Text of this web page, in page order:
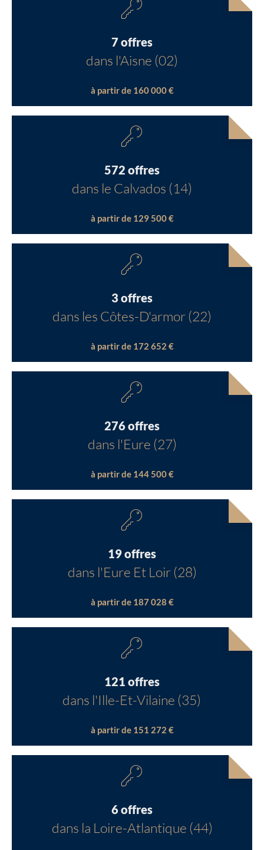
7 offres
dans l'Aisne (02)
à partir de 160 000 €
572 offres
dans le Calvados (14)
à partir de 129 500 €
3 offres
dans les Côtes-D'armor (22)
à partir de 172 652 €
276 offres
dans l'Eure (27)
à partir de 144 500 €
19 offres
dans l'Eure Et Loir (28)
à partir de 187 028 €
121 offres
dans l'Ille-Et-Vilaine (35)
à partir de 151 272 €
6 offres
dans la Loire-Atlantique (44)